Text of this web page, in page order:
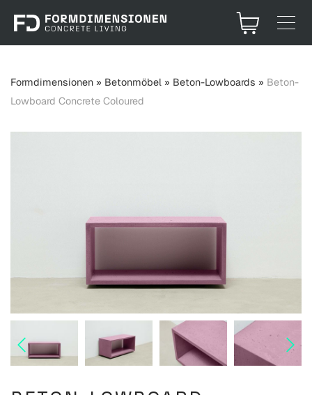
Formdimensionen » Betonmöbel » Beton-Lowboards » Beton-
Lowboard Concrete Coloured